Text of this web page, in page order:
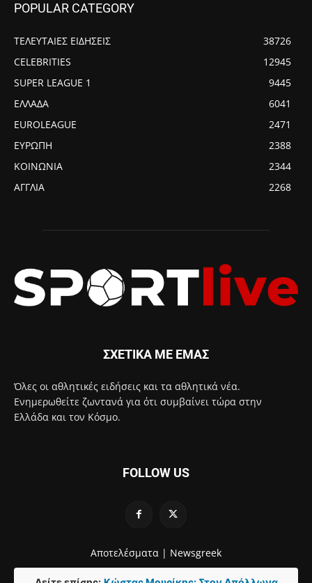
POPULAR CATEGORY
ΤΕΛΕΥΤΑΙΕΣ ΕΙΔΗΣΕΙΣ
38726
CELEBRITIES
12945
SUPER LEAGUE 1
9445
ΕΛΛΑΔΑ
6041
EUROLEAGUE
2471
ΕΥΡΩΠΗ
2388
ΚΟΙΝΩΝΙΑ
2344
ΑΓΓΛΙΑ
2268
ΣΧΕΤΙΚΑ ΜΕ ΕΜΑΣ
Όλες οι αθλητικές ειδήσεις και τα αθλητικά νέα.
Ενημερωθείτε ζωντανά για ότι συμβαίνει τώρα στην
Ελλάδα και τον Κόσμο.
FOLLOW US
Αποτελέσματα | Newsgreek